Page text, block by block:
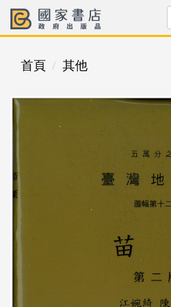
首頁 其他